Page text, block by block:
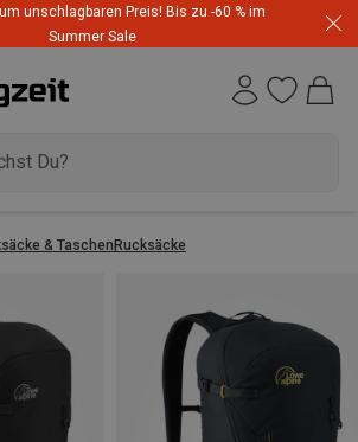
unschlagbaren Preis! Bis zu -60 % im
Summer Sale
& TaschenRucksäcke